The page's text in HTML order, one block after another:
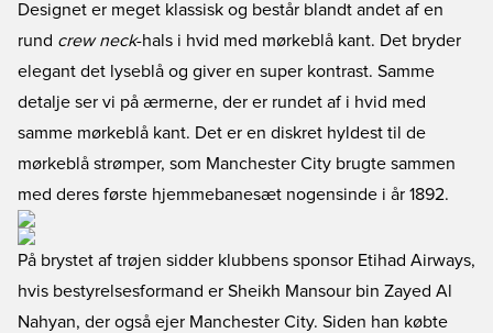
Designet er meget klassisk og består blandt andet af en
rund crew neck-hals i hvid med mørkeblå kant. Det bryder
elegant det lyseblå og giver en super kontrast. Samme
detalje ser vi på ærmerne, der er rundet af i hvid med
samme mørkeblå kant. Det er en diskret hyldest til de
mørkeblå strømper, som Manchester City brugte sammen
med deres første hjemmebanesæt nogensinde i år 1892.
På brystet af trøjen sidder klubbens sponsor Etihad Airways,
hvis bestyrelsesformand er Sheikh Mansour bin Zayed Al
Nahyan, der også ejer Manchester City. Siden han købte